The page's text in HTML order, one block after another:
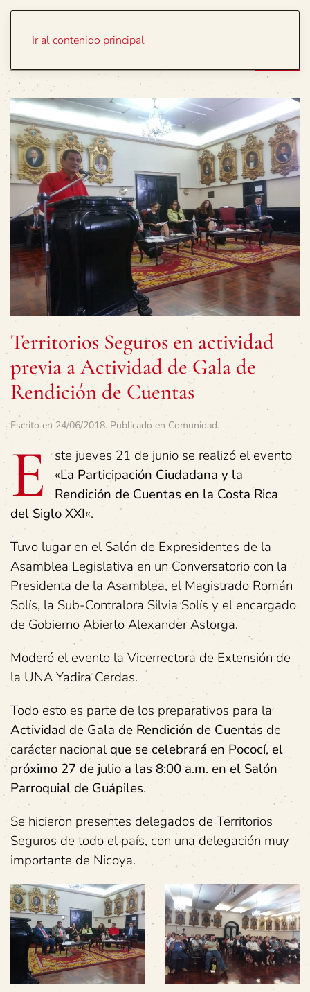
Ir al contenido principal
Territorios Seguros en actividad
previa a Actividad de Gala de
Rendición de Cuentas
Escrito en 24/06/2018. Publicado en Comunidad.
E
ste jueves 21 de junio se realizó el evento
«La Participación Ciudadana y la
Rendición de Cuentas en la Costa Rica
del Siglo XXI«.
Tuvo lugar en el Salón de Expresidentes de la
Asamblea Legislativa en un Conversatorio con la
Presidenta de la Asamblea, el Magistrado Román
Solís, la Sub-Contralora Silvia Solís y el encargado
de Gobierno Abierto Alexander Astorga.
Moderó el evento la Vicerrectora de Extensión de
la UNA Yadira Cerdas.
Todo esto es parte de los preparativos para la
Actividad de Gala de Rendición de Cuentas de
carácter nacionalque se celebrará en Pococí, el
próximo 27 de julio a las 8:00 a.m. en el Salón
Parroquial de Guápiles.
Se hicieron presentes delegados de Territorios
Seguros de todo el país, con una delegación muy
importante de Nicoya.